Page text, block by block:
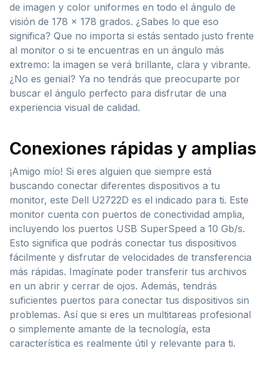
de imagen y color uniformes en todo el ángulo de
visión de 178 x 178 grados. ¿Sabes lo que eso
significa? Que no importa si estás sentado justo frente
al monitor o si te encuentras en un ángulo más
extremo: la imagen se verá brillante, clara y vibrante.
¿No es genial? Ya no tendrás que preocuparte por
buscar el ángulo perfecto para disfrutar de una
experiencia visual de calidad.
Conexiones rápidas y amplias
¡Amigo mío! Si eres alguien que siempre está
buscando conectar diferentes dispositivos a tu
monitor, este Dell U2722D es el indicado para ti. Este
monitor cuenta con puertos de conectividad amplia,
incluyendo los puertos USB SuperSpeed a 10 Gb/s.
Esto significa que podrás conectar tus dispositivos
fácilmente y disfrutar de velocidades de transferencia
más rápidas. Imagínate poder transferir tus archivos
en un abrir y cerrar de ojos. Además, tendrás
suficientes puertos para conectar tus dispositivos sin
problemas. Así que si eres un multitareas profesional
o simplemente amante de la tecnología, esta
característica es realmente útil y relevante para ti.